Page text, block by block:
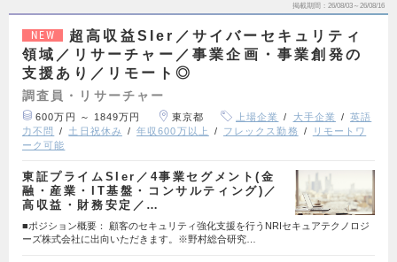
掲載期間 26/08/03～26/08/16
NEW
超高収益SIer／サイバーセキュリティ
領域／リサーチャー／事業企画・事業創発の
支援あり／リモート◎
調査員・リサーチャー
600万円 ～ 1849万円 東京都 上場企業 大手企業
英語
力不問
土日祝休み 年収600万以上 フレックス勤務
リモートワ
ーク可能
東証プライムSIer／4事業セグメント(金
融・産業・IT基盤・コンサルティング)／
高収益・財務安定／…
■ポジション概要： 顧客のセキュリティ強化支援を行うNRIセキュアテクノロジ
ーズ株式会社に出向いただきます。※野村総合研究…